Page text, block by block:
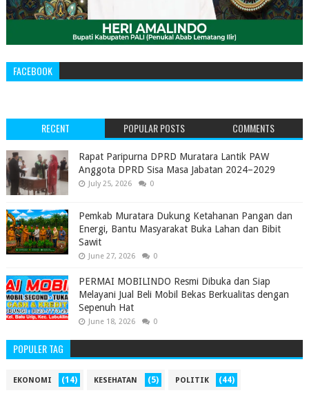
FACEBOOK
RECENT POPULAR POSTS COMMENTS
‎Rapat Paripurna DPRD Muratara Lantik PAW
Anggota DPRD Sisa Masa Jabatan 2024–2029 ‎
July 25, 2026 0
Pemkab Muratara Dukung Ketahanan Pangan dan
Energi, Bantu Masyarakat Buka Lahan dan Bibit
Sawit
June 27, 2026 0
PERMAI MOBILINDO Resmi Dibuka dan Siap
Melayani Jual Beli Mobil Bekas Berkualitas dengan
Sepenuh Hat
June 18, 2026 0
POPULER TAG
EKONOMI (14) KESEHATAN (5) POLITIK (44)